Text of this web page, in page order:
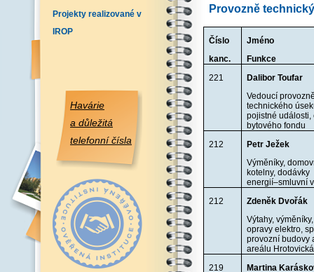
Projekty realizované v
IROP
Havárie
a důležitá
telefonní čísla
Provozně
Číslo
kanc.
Jméno
Funkce
221
Dalibor Toufar
Vedoucí
technického
pojistné události,
bytového fondu
212
Petr Ježek
Výměníky,
kotelny, dodávky
energií–smluvní
212
Zdeněk Dvořák
Výtahy, výměníky,
opravy elektro,
provozní budovy
areálu Hrotovická
219
Martina